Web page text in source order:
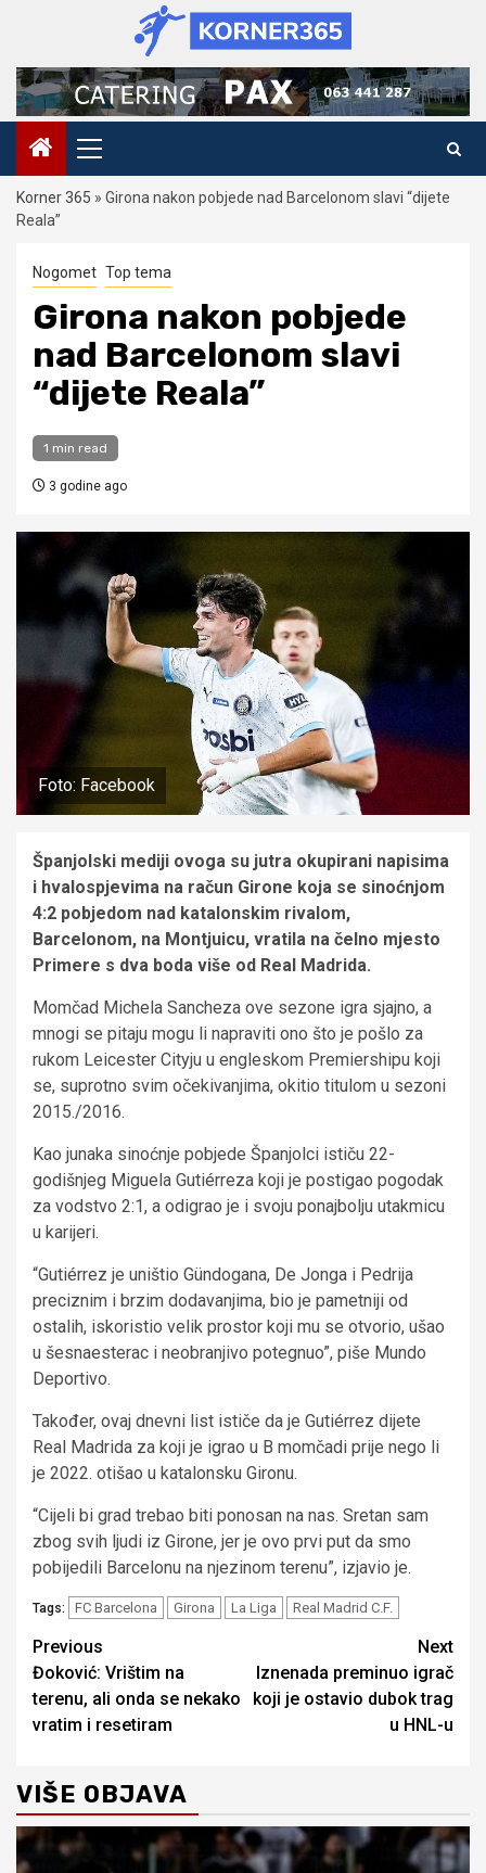
content
Primary
Menu
Korner 365 » Girona nakon pobjede nad Barcelonom slavi “dijete
Reala”
Nogomet Top tema
Girona nakon pobjede
nad Barcelonom slavi
“dijete Reala”
1 min read
3 godine ago
Foto: Facebook
Španjolski mediji ovoga su jutra okupirani napisima
i hvalospjevima na račun Girone koja se sinoćnjom
4:2 pobjedom nad katalonskim rivalom,
Barcelonom, na Montjuicu, vratila na čelno mjesto
Primere s dva boda više od Real Madrida.
Momčad Michela Sancheza ove sezone igra sjajno, a
mnogi se pitaju mogu li napraviti ono što je pošlo za
rukom Leicester Cityju u engleskom Premiershipu koji
se, suprotno svim očekivanjima, okitio titulom u sezoni
2015./2016.
Kao junaka sinoćnje pobjede Španjolci ističu 22-
godišnjeg Miguela Gutiérreza koji je postigao pogodak
za vodstvo 2:1, a odigrao je i svoju ponajbolju utakmicu
u karijeri.
“Gutiérrez je uništio Gündogana, De Jonga i Pedrija
preciznim i brzim dodavanjima, bio je pametniji od
ostalih, iskoristio velik prostor koji mu se otvorio, ušao
u šesnaesterac i neobranjivo potegnuo”, piše Mundo
Deportivo.
Također, ovaj dnevni list ističe da je Gutiérrez dijete
Real Madrida za koji je igrao u B momčadi prije nego li
je 2022. otišao u katalonsku Gironu.
“Cijeli bi grad trebao biti ponosan na nas. Sretan sam
zbog svih ljudi iz Girone, jer je ovo prvi put da smo
pobijedili Barcelonu na njezinom terenu”, izjavio je.
Tags: FC Barcelona Girona La Liga Real Madrid C.F.
Continue
Reading
Previous
Đoković: Vrištim na
terenu, ali onda se nekako
vratim i resetiram
Next
Iznenada preminuo igrač
koji je ostavio dubok trag
u HNL-u
VIŠE OBJAVA